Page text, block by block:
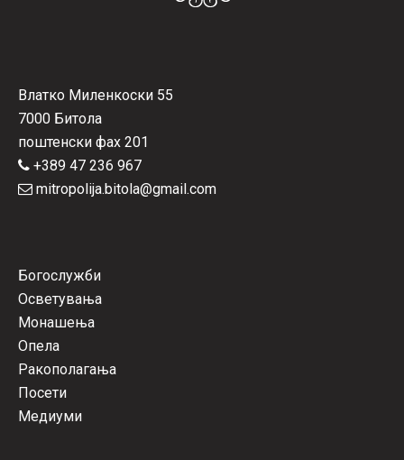
Влатко Миленкоски 55
7000 Битола
поштенски фах 201
+389 47 236 967
mitropolija.bitola@gmail.com
Богослужби
Осветувања
Монашења
Опела
Ракополагања
Посети
Медиуми